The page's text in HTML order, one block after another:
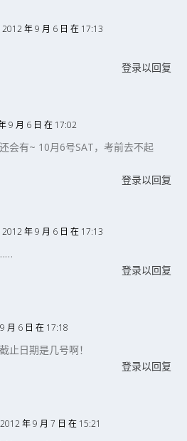
2012 年 9 月 6 日 在 17:13
登录以回复
9 月 6 日 在 17:02
会有~ 10月6号SAT，考前去不起
登录以回复
2012 年 9 月 6 日 在 17:13
登录以回复
月 6 日 在 17:18
止日期是几号啊！
登录以回复
年 9 月 7 日 在 15:21